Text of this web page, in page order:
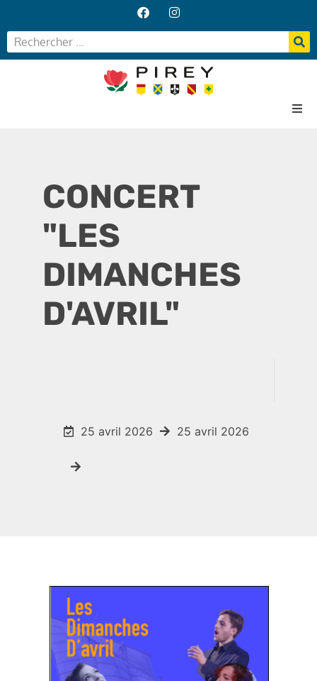
Vos services
Vie localeCONCERT
"LES
DIMANCHES
D'AVRIL"
25 avril 2026 25 avril 2026